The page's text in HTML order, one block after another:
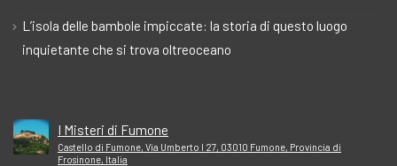
L’isola delle bambole impiccate: la storia di questo luogo
inquietante che si trova oltreoceano
I Misteri di Fumone
Castello di Fumone, Via Umberto I 27, 03010 Fumone, Provincia di
Frosinone, Italia